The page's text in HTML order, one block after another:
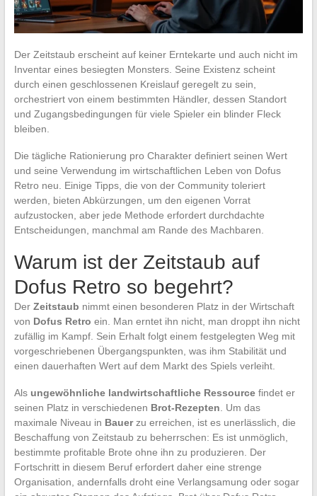
Der Zeitstaub erscheint auf keiner Erntekarte und auch nicht im
Inventar eines besiegten Monsters. Seine Existenz scheint
durch einen geschlossenen Kreislauf geregelt zu sein,
orchestriert von einem bestimmten Händler, dessen Standort
und Zugangsbedingungen für viele Spieler ein blinder Fleck
bleiben.
Die tägliche Rationierung pro Charakter definiert seinen Wert
und seine Verwendung im wirtschaftlichen Leben von Dofus
Retro neu. Einige Tipps, die von der Community toleriert
werden, bieten Abkürzungen, um den eigenen Vorrat
aufzustocken, aber jede Methode erfordert durchdachte
Entscheidungen, manchmal am Rande des Machbaren.
Warum ist der Zeitstaub auf
Dofus Retro so begehrt?
Der Zeitstaub nimmt einen besonderen Platz in der Wirtschaft
von Dofus Retro ein. Man erntet ihn nicht, man droppt ihn nicht
zufällig im Kampf. Sein Erhalt folgt einem festgelegten Weg mit
vorgeschriebenen Übergangspunkten, was ihm Stabilität und
einen dauerhaften Wert auf dem Markt des Spiels verleiht.
Als ungewöhnliche landwirtschaftliche Ressourcefindet er
seinen Platz in verschiedenen Brot-Rezepten . Um das
maximale Niveau in Bauerzu erreichen, ist es unerlässlich, die
Beschaffung von Zeitstaub zu beherrschen: Es ist unmöglich,
bestimmte profitable Brote ohne ihn zu produzieren. Der
Fortschritt in diesem Beruf erfordert daher eine strenge
Organisation, andernfalls droht eine Verlangsamung oder sogar